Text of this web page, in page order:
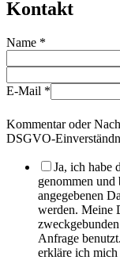
Kontakt
Name *
E-Mail *
Kommentar oder
DSGVO-
Ja, ich habe
genommen und
angegebenen
werden. Meine
Anfrage
erkläre ich mich